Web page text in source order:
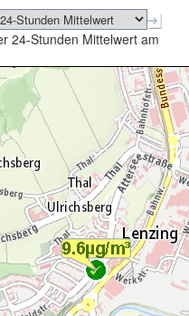
24-Stunden Mittelwert am